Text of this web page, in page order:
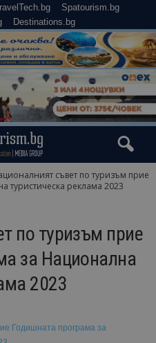
Spatourism.bg
Destinations.bg
съвет по туризъм прие
туристическа реклама 2023
по туризъм прие
за Национална
2023